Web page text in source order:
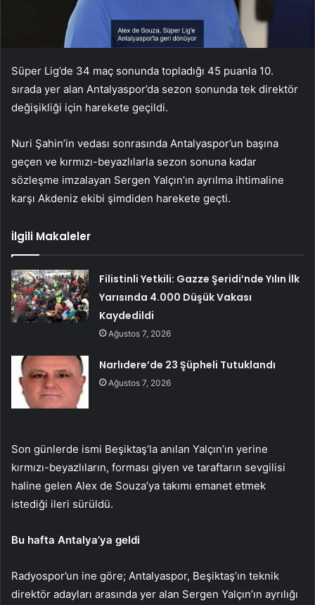
Süper Lig’de 34 maç sonunda topladığı 45 puanla 10.
sırada yer alan Antalyaspor’da sezon sonunda tek direktör
değişikliği için harekete geçildi.
Nuri Şahin’in vedası sonrasında Antalyaspor’un başına
geçen ve kırmızı-beyazlılarla sezon sonuna kadar
sözleşme imzalayan Sergen Yalçın’ın ayrılma ihtimaline
karşı Akdeniz ekibi şimdiden harekete geçti.
İlgili Makaleler
Filistinli Yetkili: Gazze Şeridi’nde Yılın İlk
Yarısında 4.000 Düşük Vakası
Kaydedildi
Ağustos 7, 2026
Narlıdere’de 23 Şüpheli Tutuklandı
Ağustos 7, 2026
Son günlerde ismi Beşiktaş’la anılan Yalçın’ın yerine
kırmızı-beyazlıların, forması giyen ve taraftarın sevgilisi
haline gelen Alex de Souza’ya takımı emanet etmek
istediği ileri sürüldü.
Bu hafta Antalya’ya geldi
Radyospor’un ine göre; Antalyaspor, Beşiktaş’ın teknik
direktör adayları arasında yer alan Sergen Yalçın’ın ayrılığı